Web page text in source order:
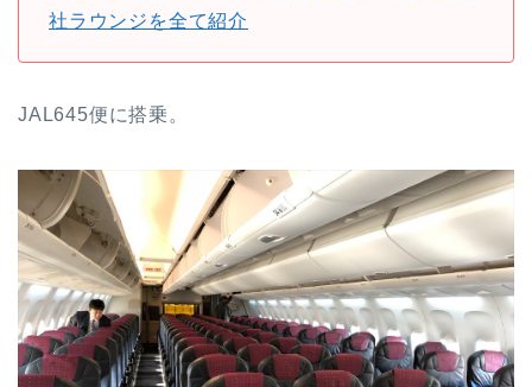
社ラウンジを全て紹介
JAL645便に搭乗。